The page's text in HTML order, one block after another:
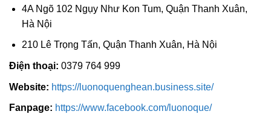
4A Ngõ 102 Ngụy Như Kon Tum, Quận Thanh Xuân,
Hà Nội
210 Lê Trọng Tấn, Quận Thanh Xuân, Hà Nội
Điện thoại: 0379 764 999
Website: https://luonoquenghean.business.site/
Fanpage: https://www.facebook.com/luonoque/